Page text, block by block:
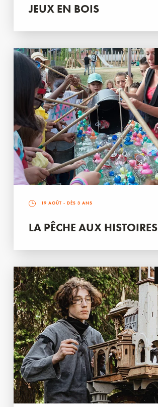
JEUX EN BOIS
19 AOÛT - DÈS 3 ANS
LA PÊCHE AUX HISTOIRES